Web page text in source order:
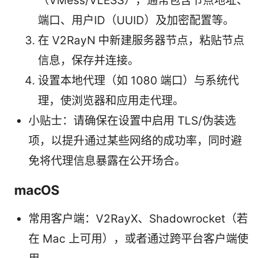
端口、用户ID（UUID）及加密配置等。
在 V2RayN 中新建服务器节点，粘贴节点
信息，保存并连接。
设置本地代理（如 1080 端口）与系统代
理，使浏览器和应用走代理。
小贴士：请确保在设置中启用 TLS/伪装选
项，以提升通过某些网络的成功率，同时避
免将代理信息暴露在公开场合。
macOS
常用客户端：V2RayX、Shadowrocket（若
在 Mac 上可用），或者通过跨平台客户端使